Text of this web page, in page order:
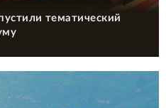
тематический